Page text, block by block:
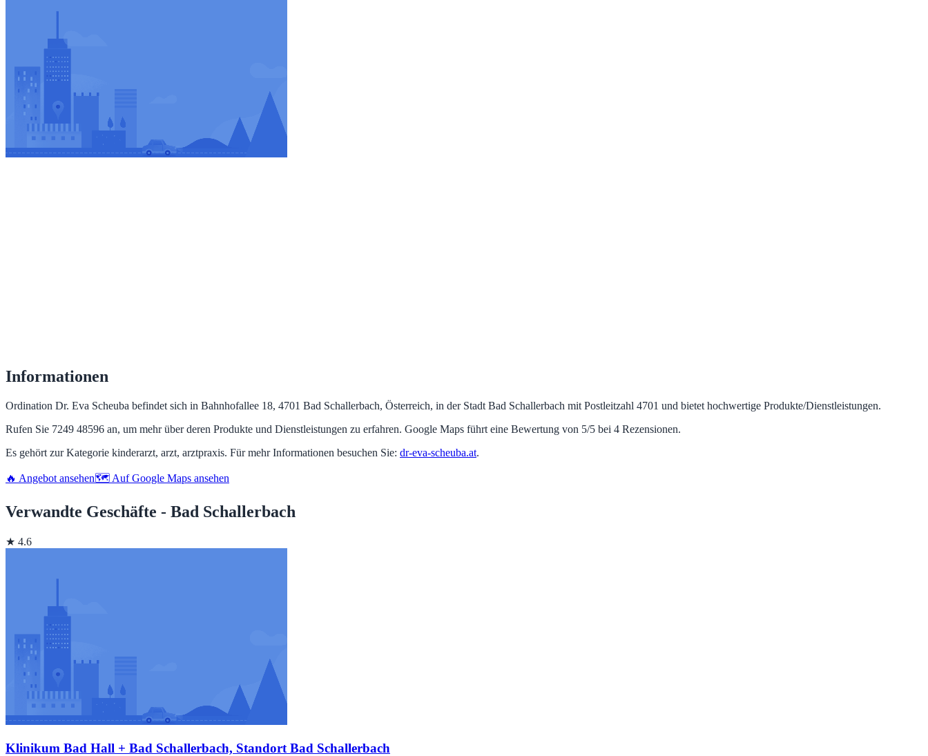
Informationen
Ordination Dr. Eva Scheuba befindet sich in Bahnhofallee 18, 4701 Bad Schallerbach, Österreich, in der Stadt Bad Schallerbach mit Postleitzahl 4701 und bietet hochwertige Produkte/Dienstleistungen.
Rufen Sie 7249 48596 an, um mehr über deren Produkte und Dienstleistungen zu erfahren. Google Maps führt eine Bewertung von 5/5 bei 4 Rezensionen.
Es gehört zur Kategorie kinderarzt, arzt, arztpraxis. Für mehr Informationen besuchen Sie: dr-eva-scheuba.at.
🔥 Angebot ansehen🗺️ Auf Google Maps ansehen
Verwandte Geschäfte - Bad Schallerbach
★ 4.6
Klinikum Bad Hall + Bad Schallerbach, Standort Bad Schallerbach